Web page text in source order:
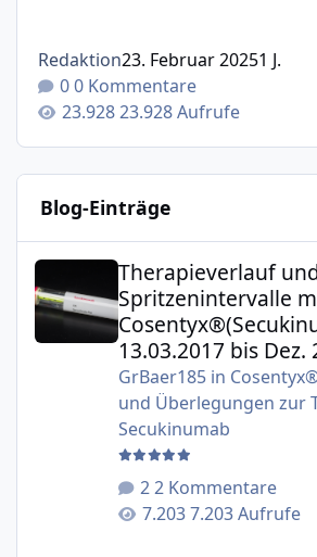
Redaktion23. Februar 20251 J.
0 Kommentare
23.928 Aufrufe
Blog-Einträge
Therapieverlauf und
Therapieverlauf
Spritzenintervalle
13.03.2017 bis Dez.
GrBaer185in
und Überlegungen zur
Secukinumab
2 Kommentare
7.203 Aufrufe